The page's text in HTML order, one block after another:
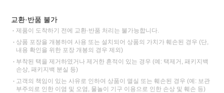
교환·반품 불가
제품이 도착하기 전에 교환·반품 처리는 불가능합니다.
상품 포장을 개봉하여 사용 또는 설치되어 상품의 가치가 훼손된 경우 (단,
내용 확인을 위한 포장 개봉의 경우 제외)
부착된 택을 제거하였거나 제거한 흔적이 있는 경우 (예: 택제거, 패키지백
손상, 패키지백 분실 등)
고객의 책임이 있는 사유로 인하여 상품이 멸실 또는 훼손된 경우 (예: 보관
부주의로 인한 이염 및 오염, 물놀이 기구 이용으로 인한 손상 및 훼손 등)